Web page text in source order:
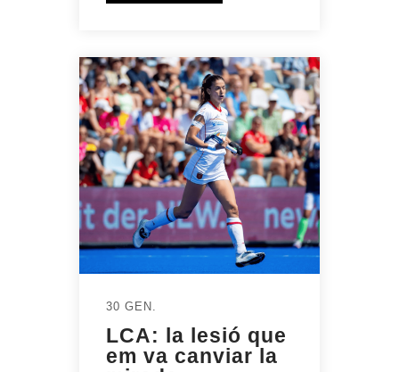
30 GEN.
LCA: la lesió que
em va canviar la